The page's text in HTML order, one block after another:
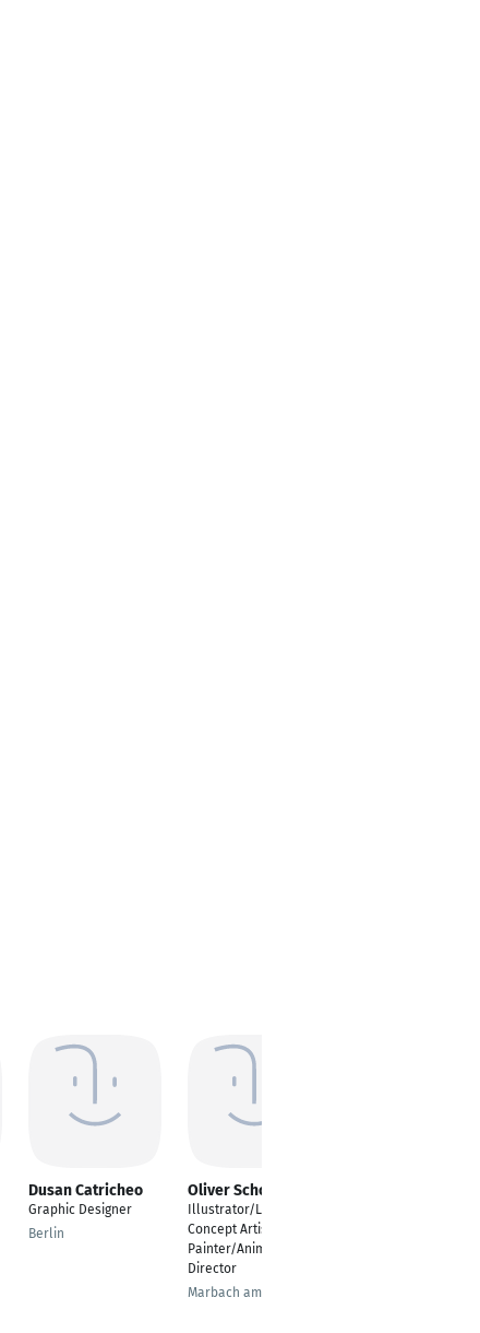
Dusan Catricheo
Graphic Designer
Berlin
Oliver Schoon
Illustrator/Lead
Concept Artist/Matte
Painter/Animator/Art
Director
Marbach am Neckar